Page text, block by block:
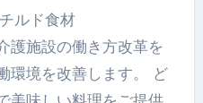
ルド食材
護施設の働き方改革を
環境を改善します。 ど